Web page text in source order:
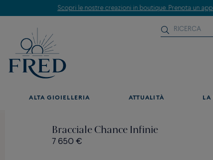
Prenota un appuntamento.
ALTA GIOIELLERIA ATTUALITÀ LA
Bracciale Chance Infinie
7 650 €